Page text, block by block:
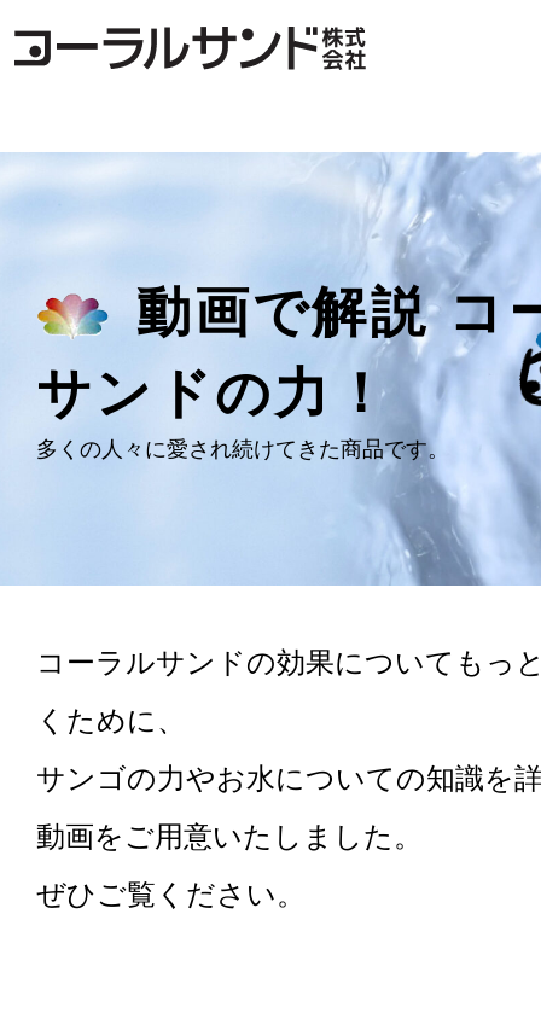
動画で解説 コ
サンドの力！
コーラルサンドの効果についてもっ
くために、
サンゴの力やお水についての知識を
動画をご用意いたしました。
ぜひご覧ください。